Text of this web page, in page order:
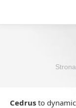
Cedrus to